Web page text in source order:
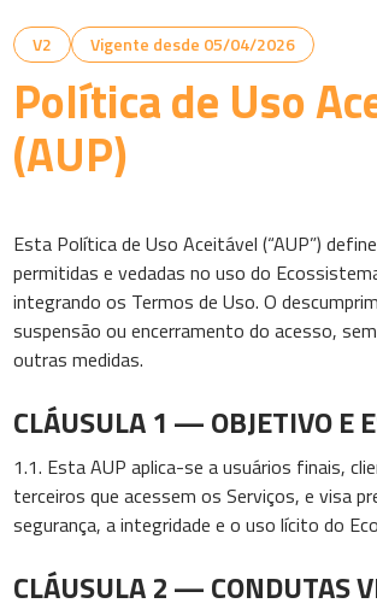
V2 Vigente desde 05/04/2026
Política de Uso
(AUP)
Esta Política de Uso Aceitável (“AUP”)
permitidas e vedadas no uso do
integrando os Termos de Uso. O
suspensão ou encerramento do acesso,
outras medidas.
CLÁUSULA 1 — OBJETIVO E
1.1. Esta AUP aplica-se a usuários finais,
terceiros que acessem os Serviços, e visa
segurança, a integridade e o uso lícito do
CLÁUSULA 2 — CONDUTAS